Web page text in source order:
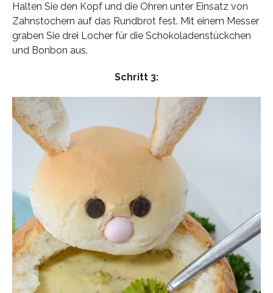
Halten Sie den Kopf und die Ohren unter Einsatz von
Zahnstochern auf das Rundbrot fest. Mit einem Messer
graben Sie drei Locher für die Schokoladenstückchen
und Bonbon aus.
Schritt 3: